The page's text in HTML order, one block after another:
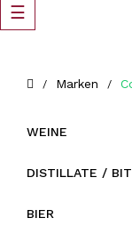
Umschalten
der
☰
Marken
WEINE
DISTILLATE /
BIER